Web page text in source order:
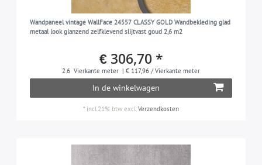
Wandpaneel vintage WallFace 24557 CLASSY GOLD Wandbekleding glad
metaal look glanzend zelfklevend slijtvast goud 2,6 m2
€ 306,70 *
2.6 Vierkante meter | € 117,96 / Vierkante meter
In de winkelwagen
* incl.21% btw excl.Verzendkosten